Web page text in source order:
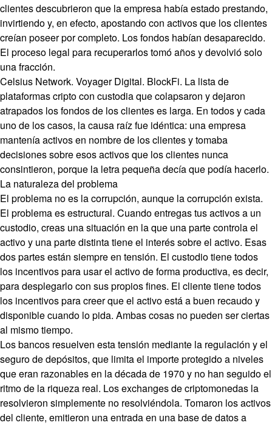
clientes descubrieron que la empresa había estado prestando,
invirtiendo y, en efecto, apostando con activos que los clientes
creían poseer por completo. Los fondos habían desaparecido.
El proceso legal para recuperarlos tomó años y devolvió solo
una fracción.
Celsius Network. Voyager Digital. BlockFi. La lista de
plataformas cripto con custodia que colapsaron y dejaron
atrapados los fondos de los clientes es larga. En todos y cada
uno de los casos, la causa raíz fue idéntica: una empresa
mantenía activos en nombre de los clientes y tomaba
decisiones sobre esos activos que los clientes nunca
consintieron, porque la letra pequeña decía que podía hacerlo.
La naturaleza del problema
El problema no es la corrupción, aunque la corrupción exista.
El problema es estructural. Cuando entregas tus activos a un
custodio, creas una situación en la que una parte controla el
activo y una parte distinta tiene el interés sobre el activo. Esas
dos partes están siempre en tensión. El custodio tiene todos
los incentivos para usar el activo de forma productiva, es decir,
para desplegarlo con sus propios fines. El cliente tiene todos
los incentivos para creer que el activo está a buen recaudo y
disponible cuando lo pida. Ambas cosas no pueden ser ciertas
al mismo tiempo.
Los bancos resuelven esta tensión mediante la regulación y el
seguro de depósitos, que limita el importe protegido a niveles
que eran razonables en la década de 1970 y no han seguido el
ritmo de la riqueza real. Los exchanges de criptomonedas la
resolvieron simplemente no resolviéndola. Tomaron los activos
del cliente, emitieron una entrada en una base de datos a